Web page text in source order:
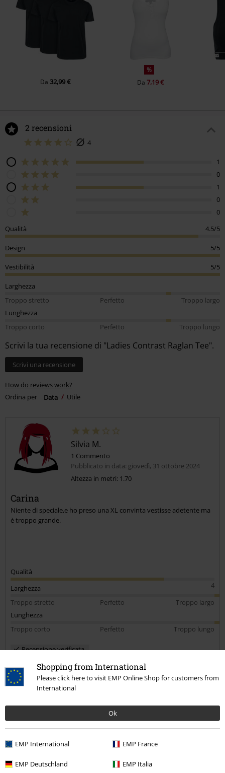
Shopping from International
Please click here to visit EMP Online Shop for customers from
International
Ok
EMP International EMP France
EMP Deutschland EMP Italia
Da 32,99 €
%
Da7,19 €
2 recensioni
4
1
0
1
0
0
Qualità
4.5/5
Design 5/5
Vestibilità 5/5
Larghezza
Troppo stretto
Perfetto
Troppo largo
Lunghezza
Troppo corto
Perfetto Troppo lungo
Scrivi la tua recensione di "Ladies Contrast Raglan Tee".
Scrivi una recensione
How do reviews work?
Ordina per
Data Utile
Silvia M.
1 Commento
Pubblicato in data: giovedì, 31 ottobre 2024
Altezza in metri: 1.70
Carina
Niente di speciale,e ho preso una XL convinta vestisse adetente ma
è troppo grande.
Qualità
4
Larghezza
Troppo stretto
Perfetto
Troppo largo
Lunghezza
Troppo corto
Perfetto Troppo lungo
Recensione verificata
Il commento è stato utile?
Commenta